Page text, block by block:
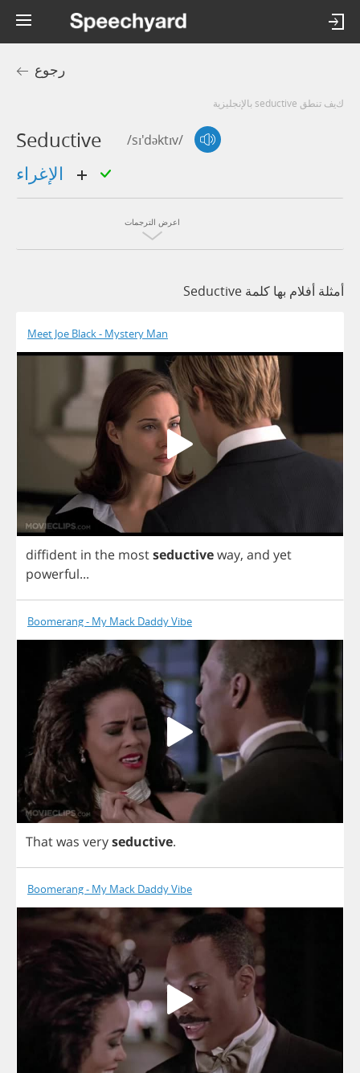
رجوع
كيف تنطق seductive بالإنجليزية
Seductive /sɪ'dəktɪv/
اعرض الترجمات
أمثلة أفلام بها كلمة Seductive
Meet Joe Black - Mystery Man
diffident in the mostseductiveway, and yet
powerful...
Boomerang - My Mack Daddy Vibe
Thatwas veryseductive.
Boomerang - My Mack Daddy Vibe